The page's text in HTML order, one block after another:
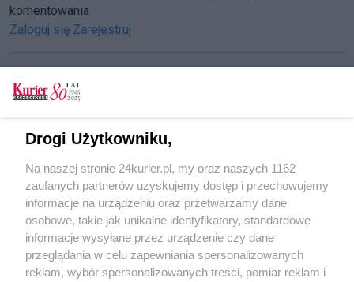
komentowania
Zaloguj się Zarejestruj
Skażenie wody w Pyrzycach (akt. 1)
W KURIERZE. Woda nie dla koni
Woda z fekaliami
POGODA
Drogi Użytkowniku,
Na naszej stronie 24kurier.pl, my oraz naszych 1162
zaufanych partnerów uzyskujemy dostęp i przechowujemy
informacje na urządzeniu oraz przetwarzamy dane
osobowe, takie jak unikalne identyfikatory, standardowe
informacje wysyłane przez urządzenie czy dane
przeglądania w celu zapewniania spersonalizowanych
reklam, wybór spersonalizowanych treści, pomiar reklam i